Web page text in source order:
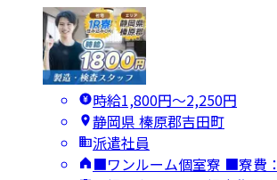
時給1,800円〜2,250円
静岡県 榛原郡吉田町
派遣社員
■ワンルーム個室寮 ■寮費